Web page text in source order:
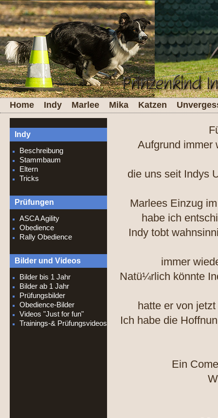
Home Indy Marlee Mika Katzen
Indy
Beschreibung
Stammbaum
Eltern
Tricks
Prüfungen
ASCA Agility
Obedience
Rally Obedience
Bilder und Videos
Bilder bis 1 Jahr
Bilder ab 1 Jahr
Prüfungsbilder
Obedience-Bilder
Videos "Just for fun"
Trainings-& Prüfungsvideos
Aufgrund immer
die uns seit Indys
Marlees Einzug
habe ich
Indy tobt
immer
Natü¼rlich könnte
hatte er von
Ich habe die
Ein